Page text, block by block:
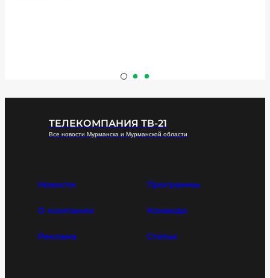
ТЕЛЕКОМПАНИЯ ТВ-21
Все новости Мурманска и Мурманской области
Новости Программы
О компании Команда
Реклама Статьи